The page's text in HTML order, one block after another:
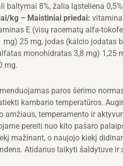
baltymai 8%, žalia ląsteliena
kg – Maistiniai priedai:
E (visų racematų alfa-
25 mg, jodas (kalcio jodatas
monohidratas 3,8 mg) 1,25
mg.
paros šėrimo
kambario temperatūros.
amžiaus, temperamento ir
pereiti nuo kito pašaro
mažinant, o naujojo kiekį
Atidarius laikyti šaldytuve ir